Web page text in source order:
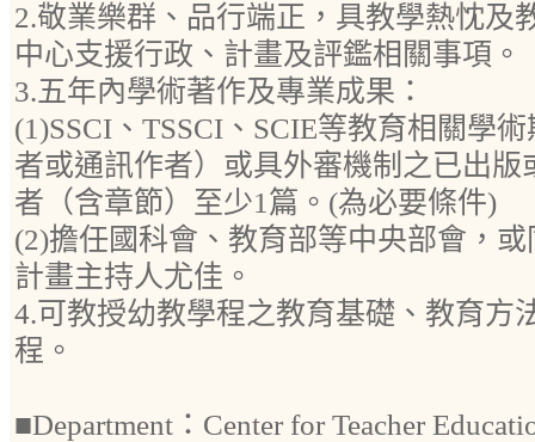
2.敬業樂群、品行端正，具教學熱忱及
中心支援行政、計畫及評鑑相關事項。
3.五年內學術著作及專業成果：
(1)SSCI、TSSCI、SCIE等教育相關學
者或通訊作者）或具外審機制之已出
者（含章節）至少1篇。(為必要條件)
(2)擔任國科會、教育部等中央部會，
計畫主持人尤佳。
4.可教授幼教學程之教育基礎、教育方
程。
■Department：Center for Teacher